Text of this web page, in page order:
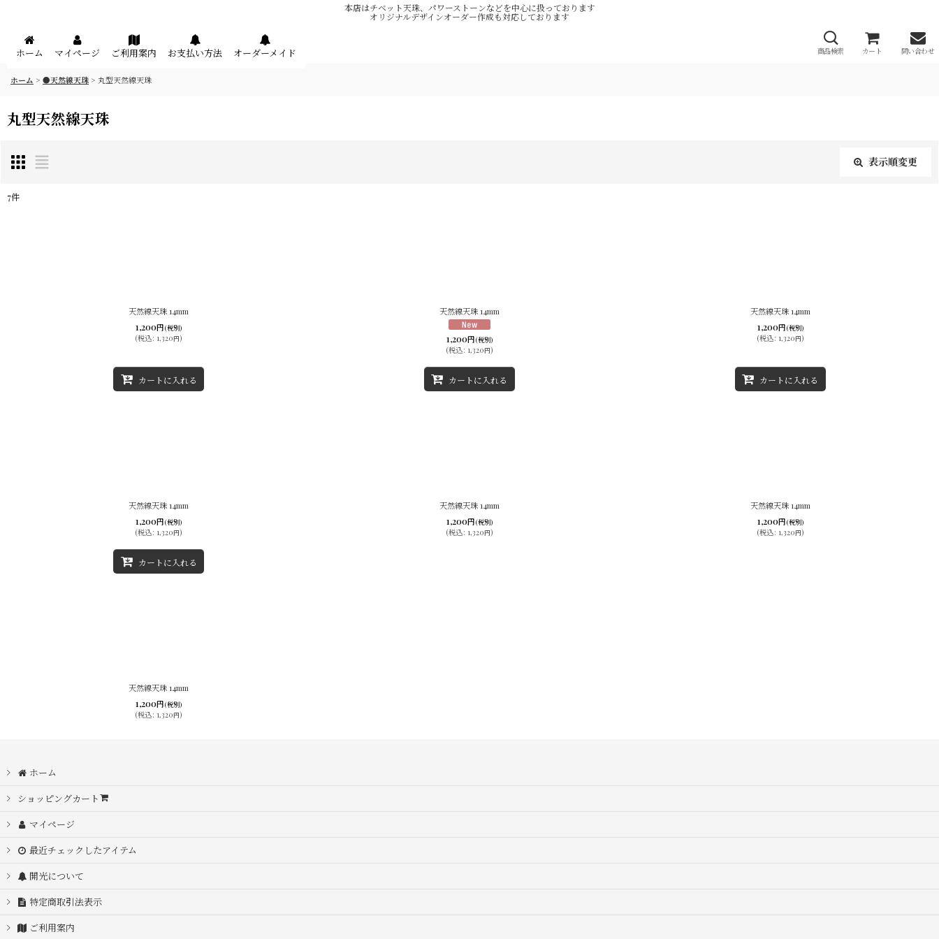
本店はチベット天珠、パワーストーンなどを中心に扱っております
オリジナルデザインオーダー作成も対応しております
メニュー 商品検索 カート 問い合わせ
ホーム マイページ ご利用案内 お支払い方法 オーダーメイド
ホーム > ●天然線天珠 > 丸型天然線天珠
丸型天然線天珠
表示順変更
絞り込む
7件
天然線天珠 14mm
1,200円(税別)
(税込: 1,320円)
カートに入れる
天然線天珠 14mm
1,200円(税別)
(税込: 1,320円)
カートに入れる
天然線天珠 14mm
1,200円(税別)
(税込: 1,320円)
カートに入れる
天然線天珠 14mm
1,200円(税別)
(税込: 1,320円)
カートに入れる
天然線天珠 14mm
1,200円(税別)
(税込: 1,320円)
天然線天珠 14mm
1,200円(税別)
(税込: 1,320円)
天然線天珠 14mm
1,200円(税別)
(税込: 1,320円)
ホーム
ショッピングカート
マイページ
最近チェックしたアイテム
開光について
特定商取引法表示
ご利用案内